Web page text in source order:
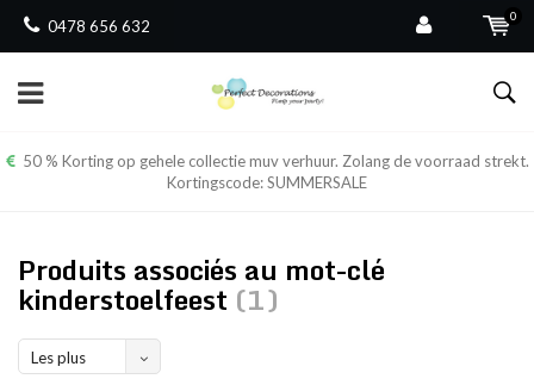
0478 656 632
0
50 % Korting op gehele collectie muv verhuur. Zolang de voorraad strekt.
Kortingscode: SUMMERSALE
Produits associés au mot-clé
kinderstoelfeest (1)
Les plus